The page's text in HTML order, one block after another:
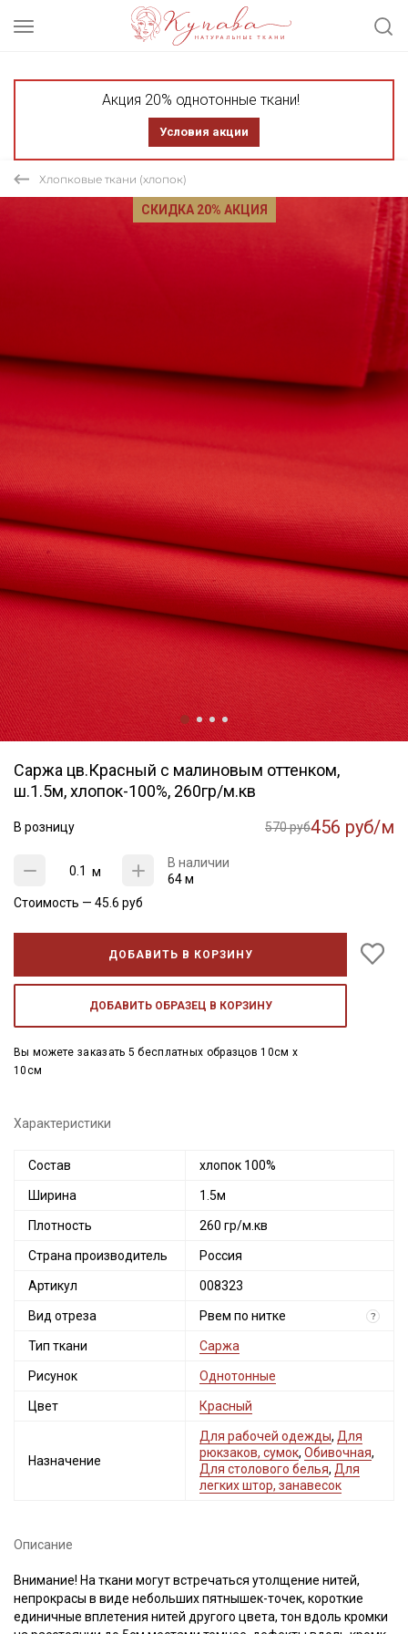
Акция 20% однотонные ткани!
Условия акции
Хлопковые ткани (хлопок)
СКИДКА 20% АКЦИЯ
Саржа цв.Красный с малиновым оттенком,
ш.1.5м, хлопок-100%, 260гр/м.кв
В розницу 570 руб456 руб/м
м
В наличии
64 м
Стоимость — 45.6 руб
ДОБАВИТЬ В КОРЗИНУ
ДОБАВИТЬ ОБРАЗЕЦ В КОРЗИНУ
Вы можете заказать 5 бесплатных образцов 10см x
10см
Характеристики
Состав хлопок 100%
Ширина 1.5м
Плотность 260 гр/м.кв
Страна производитель Россия
Артикул 008323
Вид отреза Рвем по нитке ?
Тип ткани Саржа
Рисунок Однотонные
Цвет Красный
Назначение
Для рабочей одежды, Для
рюкзаков, сумок, Обивочная,
Для столового белья, Для
легких штор, занавесок
Описание
Внимание! На ткани могут встречаться утолщение нитей,
непрокрасы в виде небольших пятнышек-точек, короткие
единичные вплетения нитей другого цвета, тон вдоль кромки